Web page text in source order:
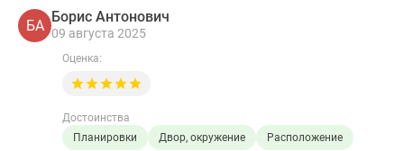
БА
Борис Антонович
09 августа 2025
Оценка:
Достоинства
Планировки
Двор, окружение Расположение